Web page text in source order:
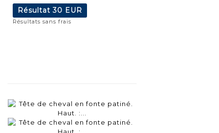
Résultat30 EUR
Résultats sans frais